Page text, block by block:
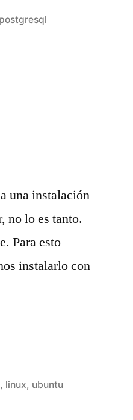
Etiquetas:
postgresql
una instalación
no lo es tanto.
Para esto
instalarlo con
, linux, ubuntu